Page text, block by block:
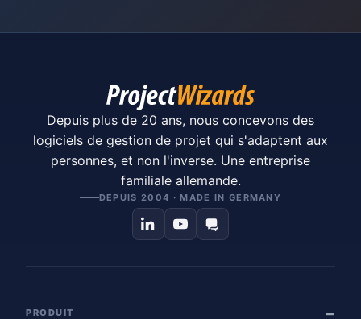
Depuis plus de 20 ans, nous concevons des
logiciels de gestion de projet qui s'adaptent aux
personnes, et non l'inverse. Une entreprise
familiale allemande.
DEPUIS 2004 · MADE IN GERMANY
PRODUIT